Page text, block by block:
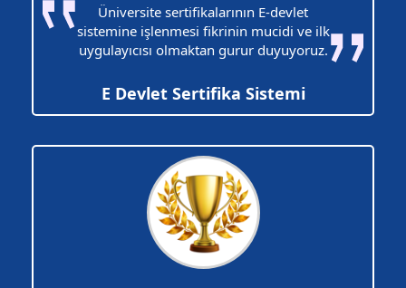
Üniversite sertifikalarının E-devlet
sistemine işlenmesi fikrinin mucidi ve ilk
uygulayıcısı olmaktan gurur duyuyoruz.
E Devlet Sertifika Sistemi